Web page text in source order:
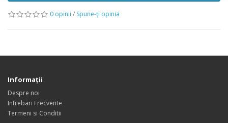
0 opinii / Spune-ţi opinia
Informaţii
Despre noi
Intrebari Frecvente
Termeni si Conditii